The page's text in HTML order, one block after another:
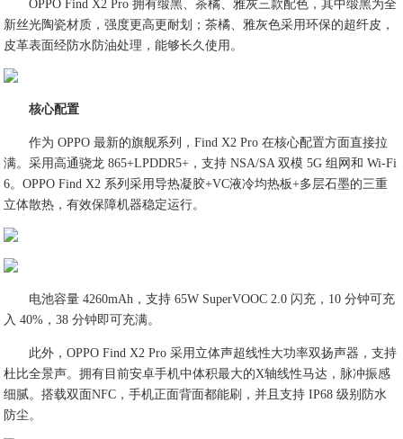
OPPO Find X2 Pro 拥有缎黑、茶橘、雅灰三款配色，其中缎黑为全
新丝光陶瓷材质，强度更高更耐划；茶橘、雅灰色采用环保的超纤皮，
皮革表面经防水防油处理，能够长久使用。
核心配置
作为 OPPO 最新的旗舰系列，Find X2 Pro 在核心配置方面直接拉
满。采用高通骁龙 865+LPDDR5+，支持 NSA/SA 双模 5G 组网和 Wi-Fi
6。OPPO Find X2 系列采用导热凝胶+VC液冷均热板+多层石墨的三重
立体散热，有效保障机器稳定运行。
电池容量 4260mAh，支持 65W SuperVOOC 2.0 闪充，10 分钟可充
入 40%，38 分钟即可充满。
此外，OPPO Find X2 Pro 采用立体声超线性大功率双扬声器，支持
杜比全景声。拥有目前安卓手机中体积最大的X轴线性马达，脉冲振感
细腻。搭载双面NFC，手机正面背面都能刷，并且支持 IP68 级别防水
防尘。